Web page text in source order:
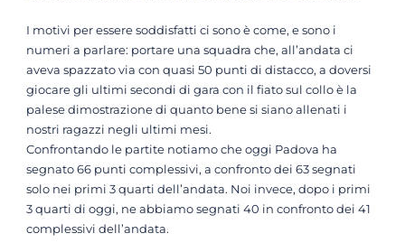
I motivi per essere soddisfatti ci sono è come, e sono i
numeri a parlare: portare una squadra che, all’andata ci
aveva spazzato via con quasi 50 punti di distacco, a doversi
giocare gli ultimi secondi di gara con il fiato sul collo è la
palese dimostrazione di quanto bene si siano allenati i
nostri ragazzi negli ultimi mesi.
Confrontando le partite notiamo che oggi Padova ha
segnato 66 punti complessivi, a confronto dei 63 segnati
solo nei primi 3 quarti dell’andata. Noi invece, dopo i primi
3 quarti di oggi, ne abbiamo segnati 40 in confronto dei 41
complessivi dell’andata.